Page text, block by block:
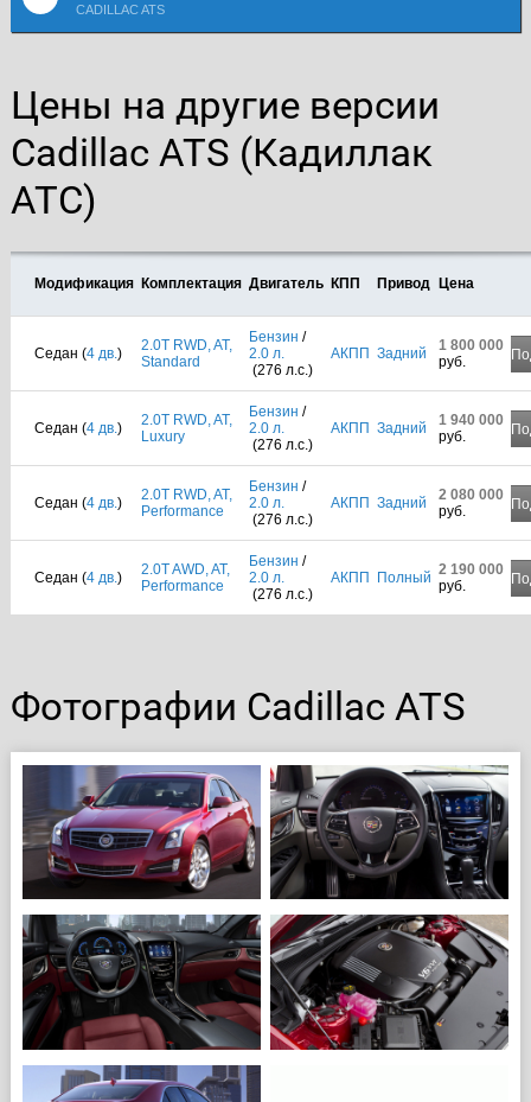
CADILLAC ATS
Цены на другие версии
Cadillac ATS (Кадиллак
АТС)
Модификация Комплектация Двигатель КПП Привод Цена
Седан (4 дв.)
2.0T RWD, AT,
Standard
Бензин /
2.0 л.
(276 л.с.)
АКПП Задний
1 800 000
руб.
Седан (4 дв.)
2.0T RWD, AT,
Luxury
Бензин /
2.0 л.
(276 л.с.)
АКПП Задний
1 940 000
руб.
Седан (4 дв.)
2.0T RWD, AT,
Performance
Бензин /
2.0 л.
(276 л.с.)
АКПП Задний
2 080 000
руб.
Седан (4 дв.)
2.0T AWD, AT,
Performance
Бензин /
2.0 л.
(276 л.с.)
АКПП Полный 2 190 000
руб.
Фотографии Cadillac ATS